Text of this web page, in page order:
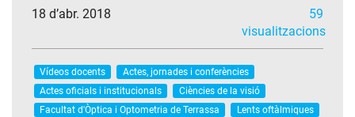
18 d’abr. 2018
59
visualitzacions
Vídeos docents
Actes, jornades i conferències
Actes oficials i institucionals
Ciències de la visió
Facultat d'Òptica i Optometria de Terrassa
Lents oftàlmiques